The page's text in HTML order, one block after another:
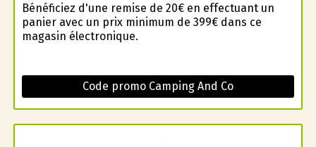
Bénéficiez d'une remise de 20€ en effectuant un
panier avec un prix minimum de 399€ dans ce
magasin électronique.
Code promo Camping And Co